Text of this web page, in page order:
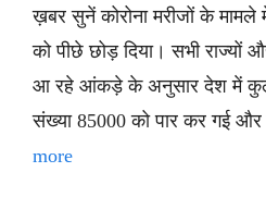
ख़बर सुनें कोरोना मरीजों के मामले
को पीछे छोड़ दिया। सभी राज्यों
आ रहे आंकड़े के अनुसार देश में कुल
संख्या 85000 को पार कर गई
more